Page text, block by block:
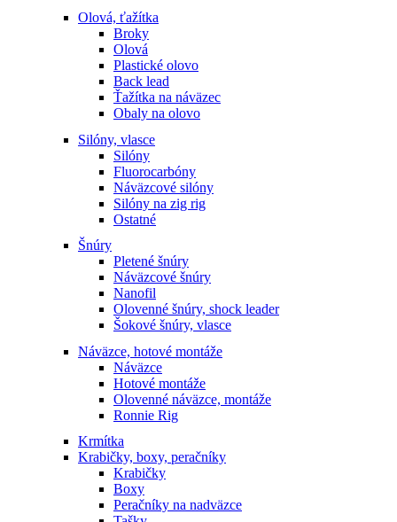
Olová, ťažítka
Broky
Olová
Plastické olovo
Back lead
Ťažítka na náväzec
Obaly na olovo
Silóny, vlasce
Silóny
Fluorocarbóny
Náväzcové silóny
Silóny na zig rig
Ostatné
Šnúry
Pletené šnúry
Náväzcové šnúry
Nanofil
Olovenné šnúry, shock leader
Šokové šnúry, vlasce
Náväzce, hotové montáže
Náväzce
Hotové montáže
Olovenné náväzce, montáže
Ronnie Rig
Krmítka
Krabičky, boxy, peračníky
Krabičky
Boxy
Peračníky na nadväzce